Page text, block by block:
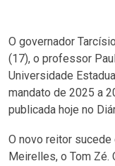
O governador
(17), o professor
Universidade
mandato de 2025 a
publicada hoje no
O novo reitor
Meirelles, o Tom Zé.